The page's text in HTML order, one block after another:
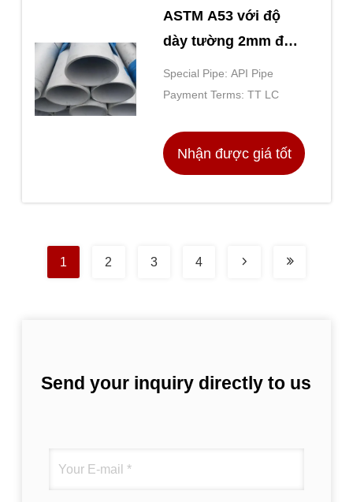
ASTM A53 với độ
dày tường 2mm đến
60mm tiêu chuẩn
API 5L và ASTM
Special Pipe: API Pipe
Payment Terms: TT LC
Nhận được giá tốt
1 2 3 4
Send your inquiry directly to us